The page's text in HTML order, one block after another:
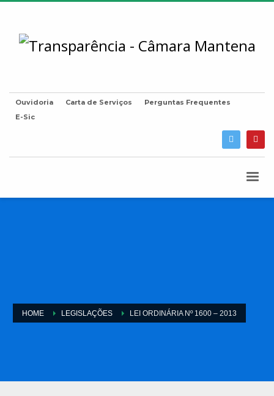
Ouvidoria Carta de Serviços
Perguntas Frequentes
E-Sic
HOME LEGISLAÇÕES LEI ORDINÁRIA Nº 1600 – 2013